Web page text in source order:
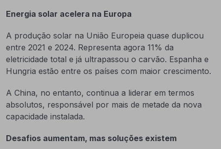
Energia solar acelera na Europa
A produção solar na União Europeia quase duplicou
entre 2021 e 2024. Representa agora 11% da
eletricidade total e já ultrapassou o carvão. Espanha e
Hungria estão entre os países com maior crescimento.
A China, no entanto, continua a liderar em termos
absolutos, responsável por mais de metade da nova
capacidade instalada.
Desafios aumentam, mas soluções existem